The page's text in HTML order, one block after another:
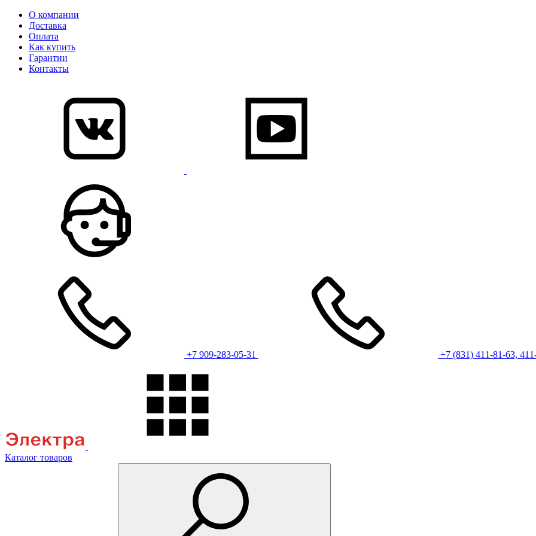
О компании
Доставка
Оплата
Как купить
Гарантии
Контакты
+7 909-283-05-31 +7 (831) 411-81-63,
Каталог товаров